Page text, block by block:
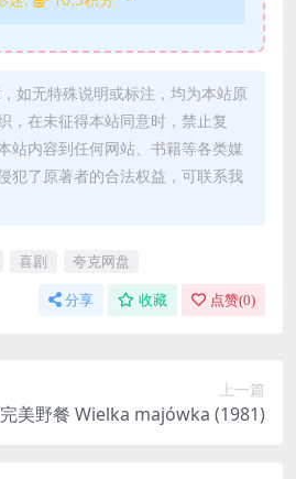
如无特殊说明或标注，均为本站原
，在未征得本站同意时，禁止复
站内容到任何网站、书籍等各类媒
犯了原著者的合法权益，可联系我
喜剧 夸克网盘
分享 收藏 点赞(0)
上一篇
完美野餐 Wielka majówka (1981)